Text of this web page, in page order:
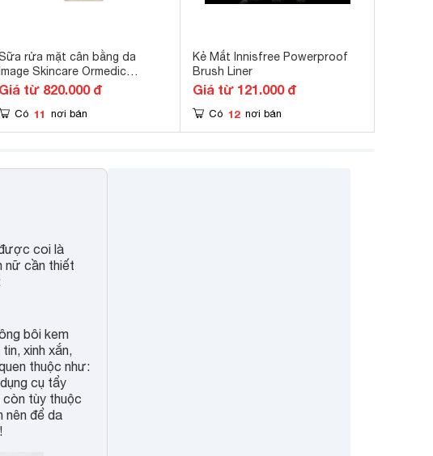
rửa mặt cân bằng da
Image Skincare Ormedic
Balancing Facial Cleanser
Giá từ 820.000 đ
Có 11 nơi bán
Kẻ Mắt Innisfree Powerproof
Brush Liner
Giá từ 121.000 đ
Có 12 nơi bán
coi là
nữ cần thiết
bôi kem
xinh xắn,
thuộc như:
cụ tẩy
còn tùy thuộc
nên để da